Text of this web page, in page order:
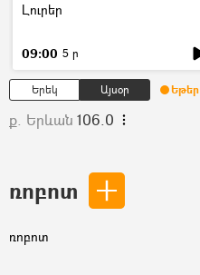
Լուրեր
09:00 5 ր
Երեկ Այսօր Եթեր
ք. Երևան 106.0
ռոբոտ
ռոբոտ